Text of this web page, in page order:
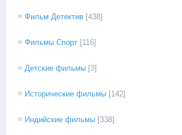
Фильм Детектив [438]
Фильмы Спорт [116]
Детские фильмы [3]
Исторические фильмы [142]
Индийские фильмы [338]